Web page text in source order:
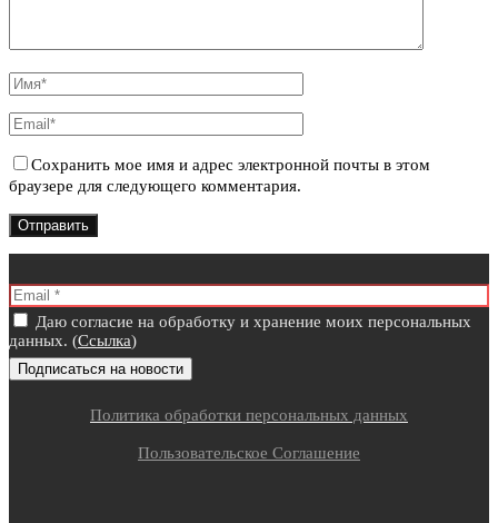
Сохранить мое имя и адрес электронной почты в этом
браузере для следующего комментария.
Даю согласие на обработку и хранение моих персональных
данных. (Ссылка)
Политика обработки персональных данных
Пользовательское Соглашение